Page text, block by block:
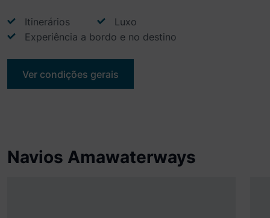
Itinerários
Luxo
Experiência a bordo e no destino
Ver condições gerais
Navios Amawaterways
Ver mais detalhes